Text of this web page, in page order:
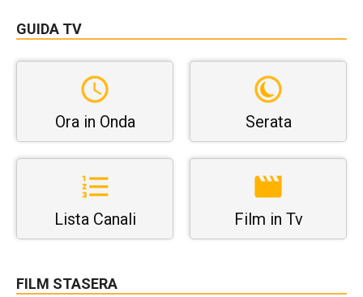
GUIDA TV
Ora in Onda Serata
Lista Canali Film in Tv
FILM STASERA